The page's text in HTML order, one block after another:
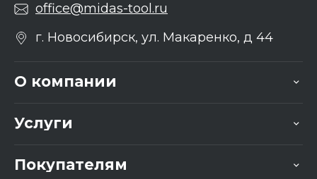
office@midas-tool.ru
г. Новосибирск, ул. Макаренко, д 44
О компании
Услуги
Покупателям